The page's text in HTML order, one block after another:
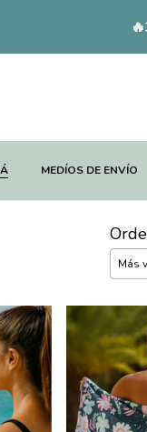
🔥3
MEDÍOS DE ENVÍO